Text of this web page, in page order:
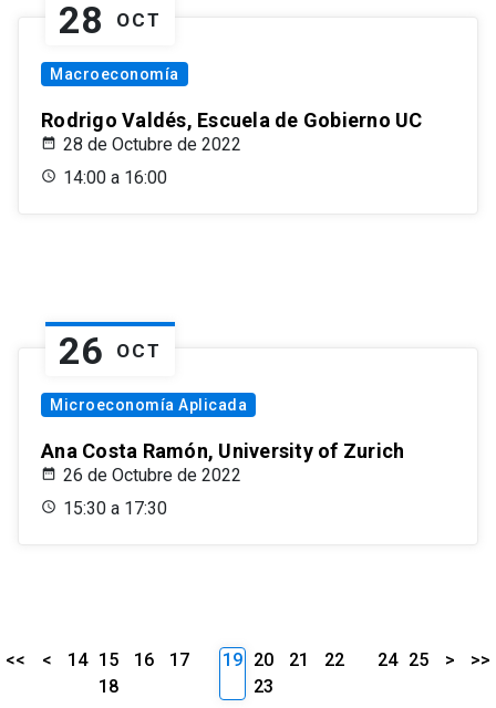
28 OCT
Macroeconomía
Rodrigo Valdés, Escuela de Gobierno UC
28 de Octubre de 2022
14:00 a 16:00
26 OCT
Microeconomía Aplicada
Ana Costa Ramón, University of Zurich
26 de Octubre de 2022
15:30 a 17:30
<< < 14 15 16
17
18
19 20 21
22
23
24 25 > >>